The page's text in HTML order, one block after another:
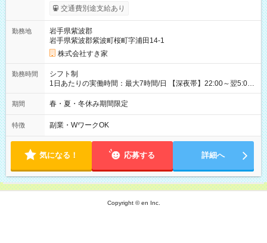
試用期間の長さ：1ヶ月 雇用形態、給与は本採用時と同じです。
試用期間の実態は30日（※条件変更なし）ですが、切り上げで
同時給）
交通費別途支給あり
勤務地
岩手県紫波郡
岩手県紫波郡紫波町桜町字浦田14-1
株式会社すき家
勤務時間
シフト制
1日あたりの実働時間：最大7時間/日 【深夜帯】22:00～翌5:00
週2日～・1日2h～OK◎ ※22:00から翌5:00までは18歳以上の方
のみ勤務可能です（18歳未満の深夜業務禁止のため） ★深夜で
す。 必ず、2名以上での勤務を行いますので、安心して働けま
す。
期間 春・夏・冬休み期間限定
特徴 副業・WワークOK
気になる！ 応募する 詳細へ
Copyright © en Inc.